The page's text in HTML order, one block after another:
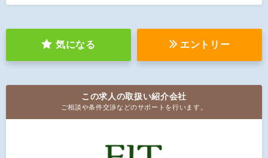
気になる エントリー
この求人の取扱い紹介会社
ご相談や条件交渉などのサポートを行います。